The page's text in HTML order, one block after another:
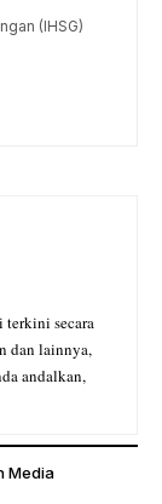
(IHSG)
terkini secara
dan lainnya,
andalkan,
Media